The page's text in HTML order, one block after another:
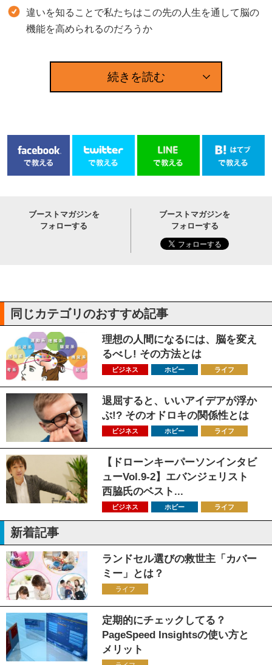
違いを知ることで私たちはこの先の人生を通して脳の
機能を高められるのだろうか
続きを読む
ブーストマガジンを
フォローする
ブーストマガジンを
フォローする
同じカテゴリのおすすめ記事
理想の人間になるには、脳を変え
るべし! その方法とは
ビジネス ホビー ライフ
退屈すると、いいアイデアが浮か
ぶ!? そのオドロキの関係性とは
ビジネス ホビー ライフ
【ドローンキーパーソンインタビ
ューVol.9-2】エバンジェリスト
西脇氏のベスト...
ビジネス ホビー ライフ
新着記事
ランドセル選びの救世主「カバー
ミー」とは？
ライフ
定期的にチェックしてる？
PageSpeed Insightsの使い方と
メリット